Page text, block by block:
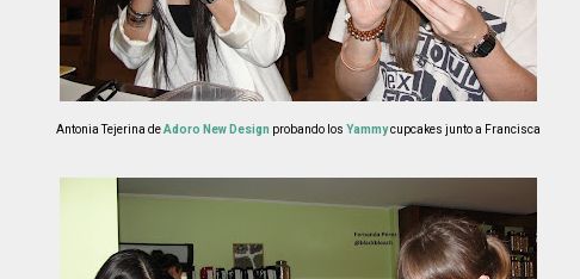
Antonia Tejerina deAdoro New Design probando los Yammycupcakes junto a Francisca